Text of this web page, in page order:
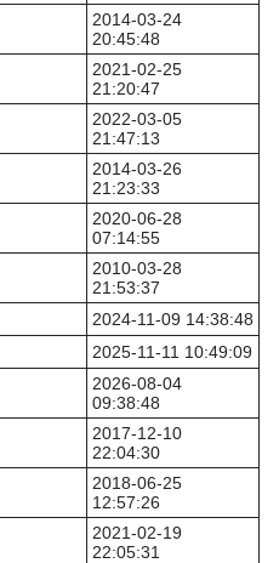
2014-03-24
20:45:48
2021-02-25
21:20:47
2022-03-05
21:47:13
2014-03-26
21:23:33
2020-06-28
07:14:55
2010-03-28
21:53:37
2024-11-09 14:38:48
2025-11-11 10:49:09
2026-08-04
09:38:48
2017-12-10
22:04:30
2018-06-25
12:57:26
2021-02-19
22:05:31